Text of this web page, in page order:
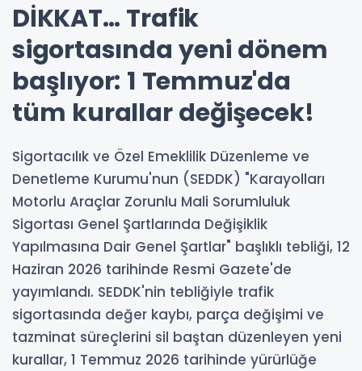
DİKKAT… Trafik
sigortasında yeni dönem
başlıyor: 1 Temmuz'da
tüm kurallar değişecek!
Sigortacılık ve Özel Emeklilik Düzenleme ve
Denetleme Kurumu'nun (SEDDK) "Karayolları
Motorlu Araçlar Zorunlu Mali Sorumluluk
Sigortası Genel Şartlarında Değişiklik
Yapılmasına Dair Genel Şartlar" başlıklı tebliği, 12
Haziran 2026 tarihinde Resmi Gazete'de
yayımlandı. SEDDK'nin tebliğiyle trafik
sigortasında değer kaybı, parça değişimi ve
tazminat süreçlerini sil baştan düzenleyen yeni
kurallar, 1 Temmuz 2026 tarihinde yürürlüğe